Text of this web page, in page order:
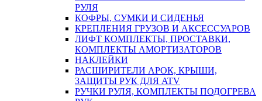
РУЛЯ
КОФРЫ, СУМКИ И СИДЕНЬЯ
КРЕПЛЕНИЯ ГРУЗОВ И АКСЕССУАРОВ
ЛИФТ КОМПЛЕКТЫ, ПРОСТАВКИ,
КОМПЛЕКТЫ АМОРТИЗАТОРОВ
НАКЛЕЙКИ
РАСШИРИТЕЛИ АРОК, КРЫШИ,
ЗАЩИТЫ РУК ДЛЯ ATV
РУЧКИ РУЛЯ, КОМПЛЕКТЫ ПОДОГРЕВА